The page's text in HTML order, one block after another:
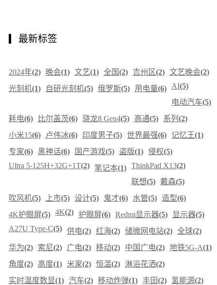
最新标签
2024年(2) 晚会(1) 文艺(1) 全国(2) 吉州区(2) 文艺晚会(2)
光刻机(1) 自研光刻机(5) 俄罗斯(5) 用电量(6) AI(5)
电动汽车(5)
耗电(6) 比尔盖茨(6) 骁龙8 Gen4(5) 高通(5) 系列 (2)
小米15(6) 卢伟冰(6) 印度男子(5) 世界最强(6) 记忆王(1)
专家(6) 黑神话(6) 国产游戏(5) 盗版(1) 侵权(5)
Ultra 5-125H+32G+1T(2) 笔记本(1) ThinkPad X13(2)
联想(5) 戴森(5)
吹风机(5) 上市(5) 设计(5) 鬼才(6) 水管(5) 造型(6)
4K护眼屏(5) 4K(2) 护眼屏(6) Redmi显示器(5) 显示器(5)
A27U Type-C(5) 供电(2) 红海(2) 储微网电站(2) 全球(2)
华为(2) 索尼(2) 广电(2) 移动(2) 中国广电(2) 地铁5G-A(1)
角度(2) 高度(1) 米家(2) 恒温(2) 淋浴花洒(2)
实时温度数显(1) 汽车(2) 移动炸弹(1) 丰田(2) 氢能源(2)